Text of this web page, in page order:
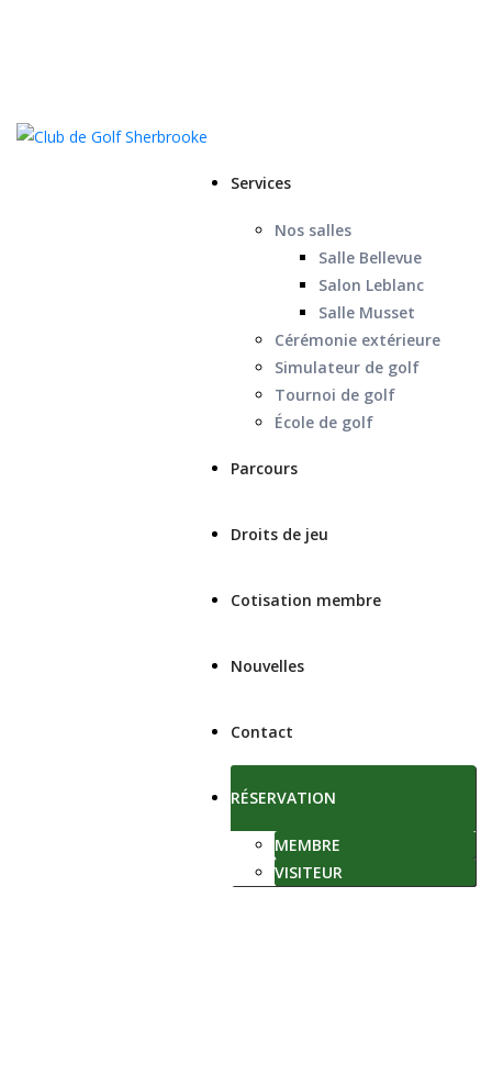
Services
Nos salles
Salle Bellevue
Salon Leblanc
Salle Musset
Cérémonie extérieure
Simulateur de golf
Tournoi de golf
École de golf
Parcours
Droits de jeu
Cotisation membre
Nouvelles
Contact
RÉSERVATION
MEMBRE
VISITEUR